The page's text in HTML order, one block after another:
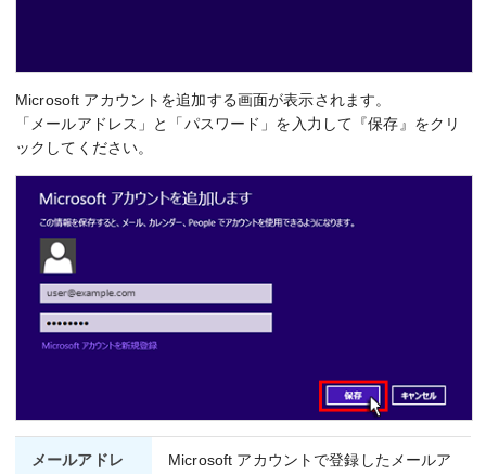
Microsoft アカウントを追加する画面が表示されます。
「メールアドレス」と「パスワード」を入力して『保存』をクリ
ックしてください。
メールアドレ
Microsoft アカウントで登録したメールア